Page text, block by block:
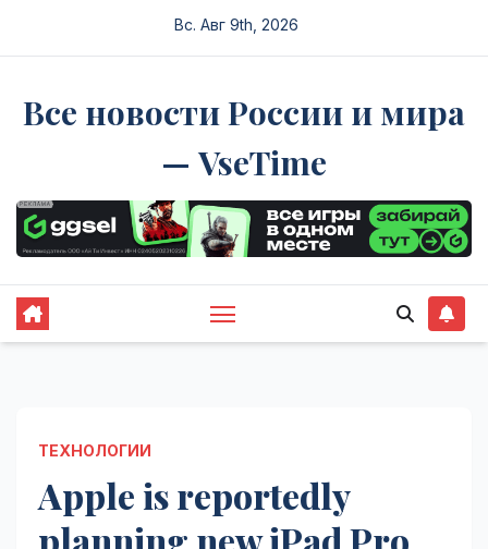
Вс. Авг 9th, 2026
Все новости России и мира
— VseTime
ТЕХНОЛОГИИ
Apple is reportedly
planning new iPad Pro